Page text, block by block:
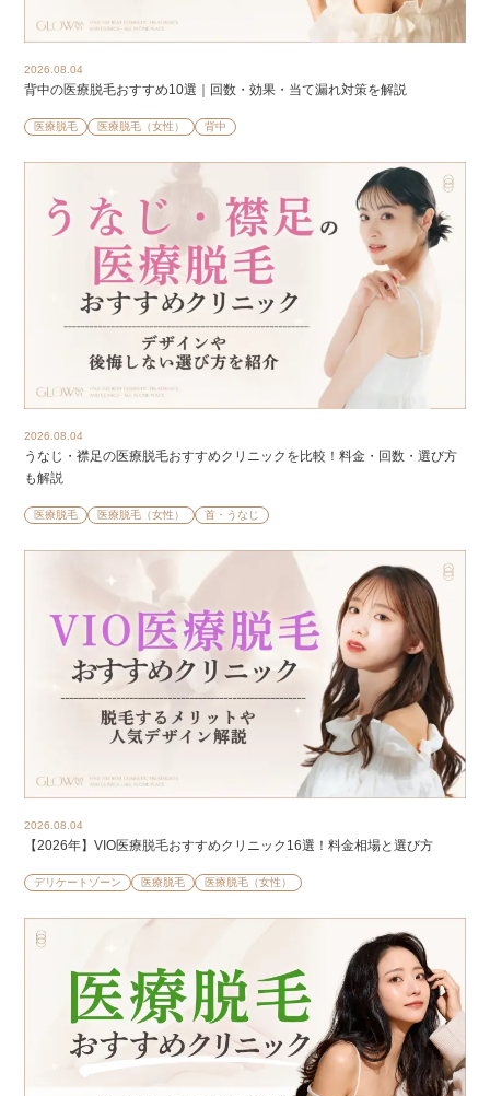
2026.08.04
背中の医療脱毛おすすめ10選｜回数・効果・当て漏れ対策を解説
医療脱毛 医療脱毛（女性） 背中
2026.08.04
うなじ・襟足の医療脱毛おすすめクリニックを比較！料金・回数・選び方
も解説
医療脱毛 医療脱毛（女性） 首・うなじ
2026.08.04
【2026年】VIO医療脱毛おすすめクリニック16選！料金相場と選び方
デリケートゾーン 医療脱毛 医療脱毛（女性）